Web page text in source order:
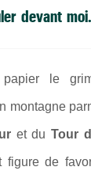
devant
le
montagne
et duTour
figure de